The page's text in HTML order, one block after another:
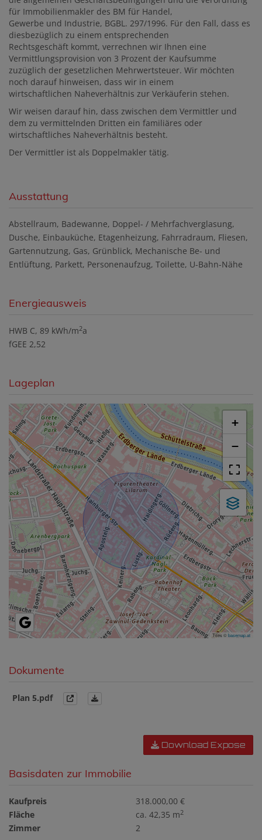
für Immobilienmakler des BM für Handel,
Gewerbe und Industrie, BGBL. 297/1996. Für den Fall, dass es
diesbezüglich zu einem entsprechenden
Rechtsgeschäft kommt, verrechnen wir Ihnen eine
Vermittlungsprovision von 3 Prozent der Kaufsumme
zuzüglich der gesetzlichen Mehrwertsteuer. Wir möchten
noch darauf hinweisen, dass wir in einem
wirtschaftlichen Naheverhältnis zur Verkäuferin stehen.
Wir weisen darauf hin, dass zwischen dem Vermittler und
dem zu vermittelnden Dritten ein familiäres oder
wirtschaftliches Naheverhältnis besteht.
Der Vermittler ist als Doppelmakler tätig.
Ausstattung
Abstellraum Badewanne Doppel- / Mehrfachverglasung
Dusche Einbauküche Etagenheizung Fahrradraum Fliesen
Gartennutzung Gas Grünblick Mechanische Be- und
Entlüftung Parkett Personenaufzug Toilette U-Bahn-Nähe
Energieausweis
HWB C, 89 kWh/m2a
fGEE 2,52
Lageplan
+
−
Tiles ©basemap.at
Dokumente
Plan 5.pdf
Download Expose
Basisdaten zur Immobilie
Kaufpreis
318.000,00 €
Fläche
ca. 42,35 m2
Zimmer 2